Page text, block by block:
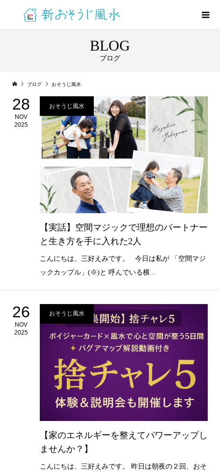
BLOG
ブログ
ブログ おそうじ風水
28
NOV
2025
おそうじ風水
【実話】空間マジックで理想のパートナー
と生き方を手に入れた2人
こんにちは、三好えみです。 今日は私が 「空間マジ
ックカップル」(※)と 呼んでいる横...
26
NOV
2025
おそうじ風水
【家のエネルギーを整えてパワーアップし
ませんか？】
こんにちは、三好えみです。 昨日は朝夜の２回、おそ